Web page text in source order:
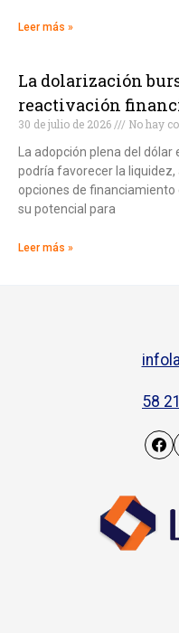
Leer más »
La dolarización
reactivación
30 de julio de 2026
No hay
La adopción plena del
podría favorecer la
opciones de
su potencial para
Leer más »
58